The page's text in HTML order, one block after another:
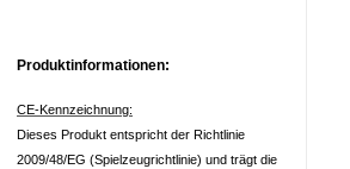
Produktinformationen:
CE-Kennzeichnung:
Dieses Produkt entspricht der Richtlinie
2009/48/EG (Spielzeugrichtlinie) und trägt die